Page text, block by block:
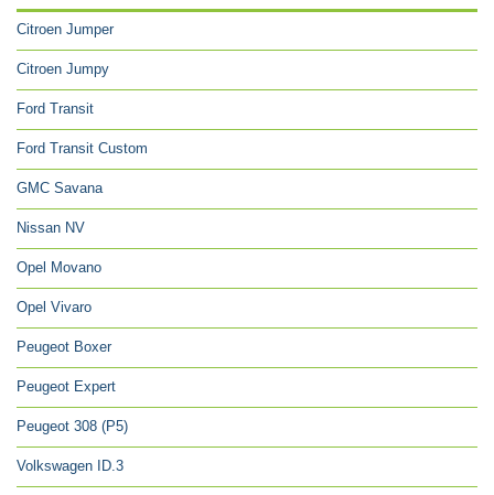
Citroen Jumper
Citroen Jumpy
Ford Transit
Ford Transit Custom
GMC Savana
Nissan NV
Opel Movano
Opel Vivaro
Peugeot Boxer
Peugeot Expert
Peugeot 308 (P5)
Volkswagen ID.3